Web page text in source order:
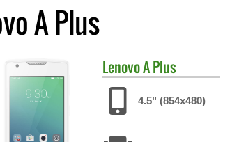
A Plus
LenovoA Plus
4.5" (854x480)